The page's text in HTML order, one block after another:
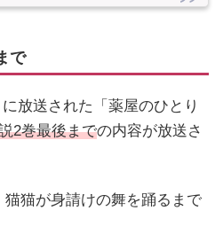
で
放送された「薬屋のひとり
2巻最後までの内容が放送さ
猫が身請けの舞を踊るまで